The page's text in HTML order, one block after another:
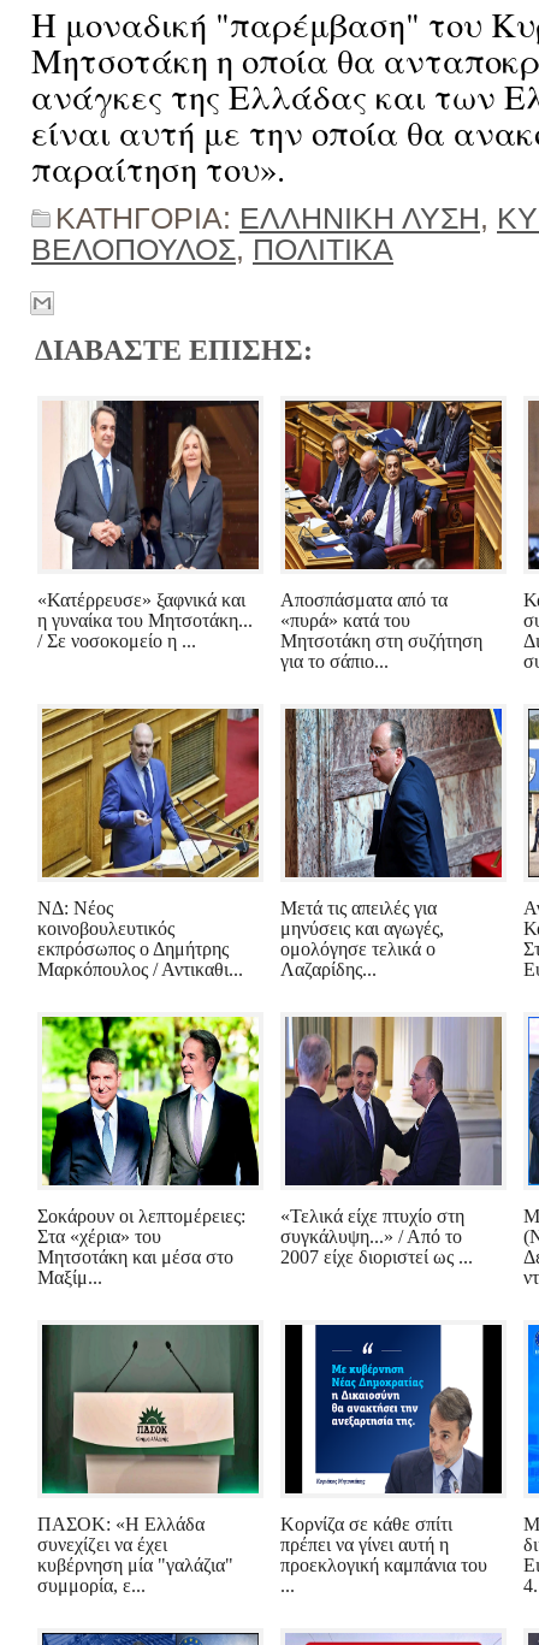
Η μοναδική "παρέμβαση" του
Μητσοτάκη η οποία θα
ανάγκες της Ελλάδας και των
είναι αυτή με την οποία θα
παραίτηση του».
ΚΑΤΗΓΟΡΙΑ: ΕΛΛΗΝΙΚΗ ΛΥΣΗ,
ΒΕΛΟΠΟΥΛΟΣ, ΠΟΛΙΤΙΚΑ
ΔΙΑΒΑΣΤΕ ΕΠΙΣΗΣ:
«Κατέρρευσε» ξαφνικά και
η γυναίκα του Μητσοτάκη...
/ Σε νοσοκομείο η ...
Αποσπάσματα από τα
«πυρά» κατά του
Μητσοτάκη στη συζήτηση
για το σάπιο...
ΝΔ: Νέος
κοινοβουλευτικός
εκπρόσωπος ο Δημήτρης
Μαρκόπουλος / Αντικαθι...
Μετά τις απειλές για
μηνύσεις και αγωγές,
ομολόγησε τελικά ο
Λαζαρίδης...
Σοκάρουν οι λεπτομέρειες:
Στα «χέρια» του
Μητσοτάκη και μέσα στο
Μαξίμ...
«Τελικά είχε πτυχίο στη
συγκάλυψη...» / Από το
2007 είχε διοριστεί ως ...
ΠΑΣΟΚ: «Η Ελλάδα
συνεχίζει να έχει
κυβέρνηση μία "γαλάζια"
συμμορία, ε...
Κορνίζα σε κάθε σπίτι
πρέπει να γίνει αυτή η
προεκλογική καμπάνια του
...